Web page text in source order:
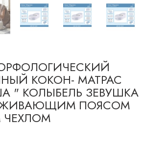
КОКОН- МАТРАС
" КОЛЫБЕЛЬ ЗЕВУШКА
ПОЯСОМ